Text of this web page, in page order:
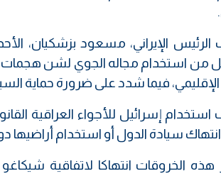
الرئيس الإيراني، مسعود بزشكيان،
من استخدام مجاله الجوي لشن هجمات
فيما شدد على ضرورة حماية
سيادة الدول أو استخدام أراضيها